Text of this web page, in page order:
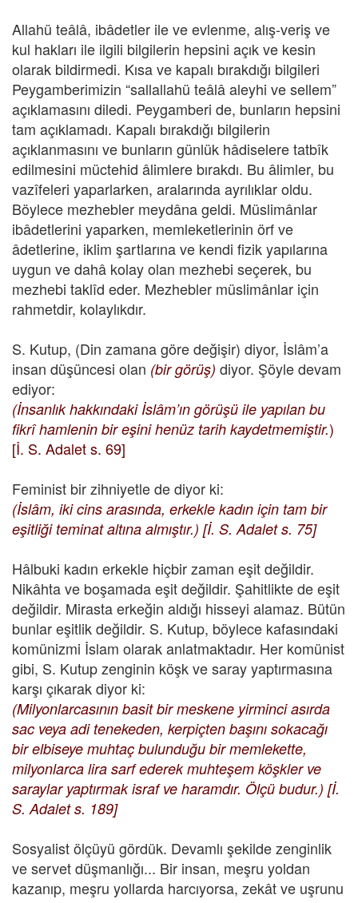
Allahü teâlâ, ibâdetler ile ve evlenme, alış-veriş ve
kul hakları ile ilgili bilgilerin hepsini açık ve kesin
olarak bildirmedi. Kısa ve kapalı bırakdığı bilgileri
Peygamberimizin “sallallahü teâlâ aleyhi ve sellem”
açıklamasını diledi. Peygamberi de, bunların hepsini
tam açıklamadı. Kapalı bırakdığı bilgilerin
açıklanmasını ve bunların günlük hâdiselere tatbîk
edilmesini müctehid âlimlere bırakdı. Bu âlimler, bu
vazîfeleri yaparlarken, aralarında ayrılıklar oldu.
Böylece mezhebler meydâna geldi. Müslimânlar
ibâdetlerini yaparken, memleketlerinin örf ve
âdetlerine, iklim şartlarına ve kendi fizik yapılarına
uygun ve dahâ kolay olan mezhebi seçerek, bu
mezhebi taklîd eder. Mezhebler müslimânlar için
rahmetdir, kolaylıkdır.
S. Kutup, (Din zamana göre değişir) diyor, İslâm’a
insan düşüncesi olan (bir görüş) diyor. Şöyle devam
ediyor:
(İnsanlık hakkındaki İslâm’ın görüşü ile yapılan bu
fikrî hamlenin bir eşini henüz tarih kaydetmemiştir.)
[İ. S. Adalet s. 69]
Feminist bir zihniyetle de diyor ki:
(İslâm, iki cins arasında, erkekle kadın için tam bir
eşitliği teminat altına almıştır.) [İ. S. Adalet s. 75]
Hâlbuki kadın erkekle hiçbir zaman eşit değildir.
Nikâhta ve boşamada eşit değildir. Şahitlikte de eşit
değildir. Mirasta erkeğin aldığı hisseyi alamaz. Bütün
bunlar eşitlik değildir. S. Kutup, böylece kafasındaki
komünizmi İslam olarak anlatmaktadır. Her komünist
gibi, S. Kutup zenginin köşk ve saray yaptırmasına
karşı çıkarak diyor ki:
(Milyonlarcasının basit bir meskene yirminci asırda
sac veya adi tenekeden, kerpiçten başını sokacağı
bir elbiseye muhtaç bulunduğu bir memlekette,
milyonlarca lira sarf ederek muhteşem köşkler ve
saraylar yaptırmak israf ve haramdır. Ölçü budur.) [İ.
S. Adalet s. 189]
Sosyalist ölçüyü gördük. Devamlı şekilde zenginlik
ve servet düşmanlığı... Bir insan, meşru yoldan
kazanıp, meşru yollarda harcıyorsa, zekât ve uşrunu